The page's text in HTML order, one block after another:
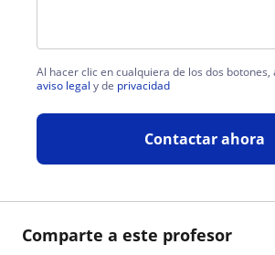
Comparte a este profesor
Al hacer clic en cualquiera de los dos
aviso legal y de privacidad
Contactar ahora